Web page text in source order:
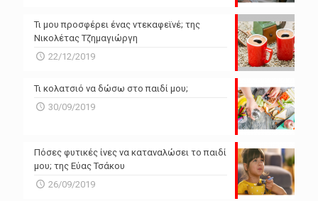
Τι μου προσφέρει ένας ντεκαφεϊνέ; της
Νικολέτας Τζημαγιώργη
22/12/2019
Τι κολατσιό να δώσω στο παιδί μου;
30/09/2019
Πόσες φυτικές ίνες να καταναλώσει το παιδί
μου; της Εύας Τσάκου
26/09/2019